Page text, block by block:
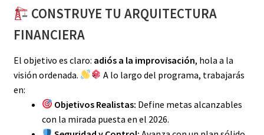
CONSTRUYE TU ARQUITECTURA
FINANCIERA
El objetivo es claro: adiós a la improvisación, hola a la
visión ordenada.
A lo largo del programa, trabajarás
en:
Objetivos Realistas: Define metas alcanzables
con la mirada puesta en el 2026.